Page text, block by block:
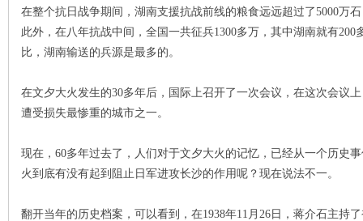
在整个抗日战争期间，湖南支援抗战前线的粮食远远超过了5000万
此外，在八年抗战中间，全国一共征兵1300多万，其中湖南就有
比，湖南输送的兵源是最多的。
在文夕大火发生的30多年后，国际上召开了一次会议，在这次会议
遭受损失最惨重的城市之一。
现在，60多年过去了，人们对于文夕大火的记忆，已经从一个历史
火到底有没有起到阻止日军进攻长沙的作用呢？现在说法不一。
翻开当年的历史档案，可以看到，在1938年11月26日，蒋介石主持